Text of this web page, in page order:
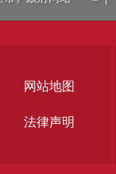
网站地图
法律声明